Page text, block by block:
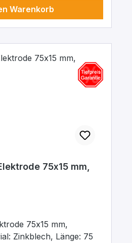
Warenkorb
75x15 mm,
75x15 mm,
Zinkblech, Länge: 75